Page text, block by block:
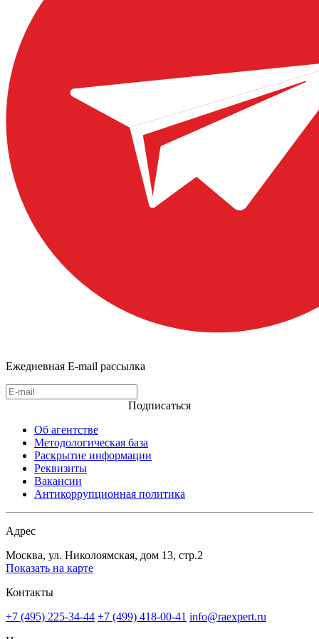
Ежедневная E-mail рассылка
Подписаться
Об агентстве
Методологическая база
Раскрытие информации
Реквизиты
Вакансии
Антикоррупционная политика
Адрес
Москва, ул. Николоямская, дом 13, стр.2
Показать на карте
Контакты
+7 (495) 225-34-44 +7 (499) 418-00-41 info@raexpert.ru